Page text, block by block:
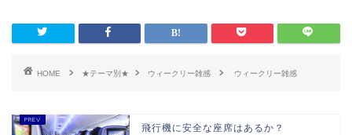
HOME ★テーマ別★ ウィークリー雑感 ウィークリー雑感
飛行機に安全な座席はあるか？